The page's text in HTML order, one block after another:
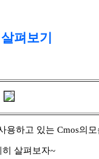
펴보기
용하고 있는 Cmos의
히 살펴보자~